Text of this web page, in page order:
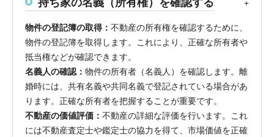
持ち家の名義（所有権）を確認する
物件の登記簿の取得： 不動産の所有権を確認するために、
物件の登記簿を取得します。これにより、正確な所有者や
抵当権などが確認できます。
名義人の確認： 物件の所有者（名義人）を確認します。離
婚時には、共有名義や共同名義で登記されている場合があ
ります。正確な所有者を把握することが重要です。
不動産の価値評価： 不動産の詳細な評価を行います。これ
には不動産査定士や鑑定士の協力を得て、市場価値を正確